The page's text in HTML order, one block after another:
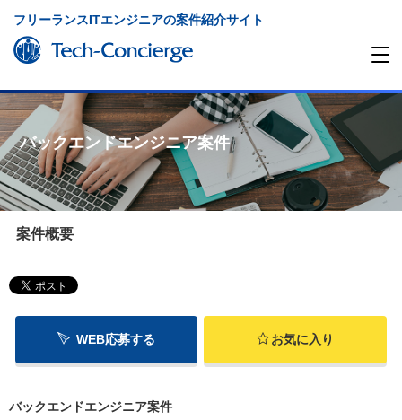
フリーランスITエンジニアの案件紹介サイト
バックエンドエンジニア案件
案件概要
WEB応募する お気に入り
バックエンドエンジニア案件